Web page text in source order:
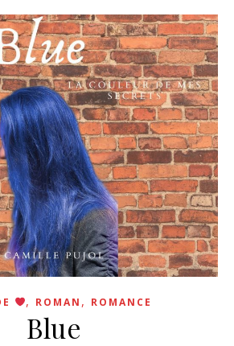
, ROMAN , ROMANCE
Blue